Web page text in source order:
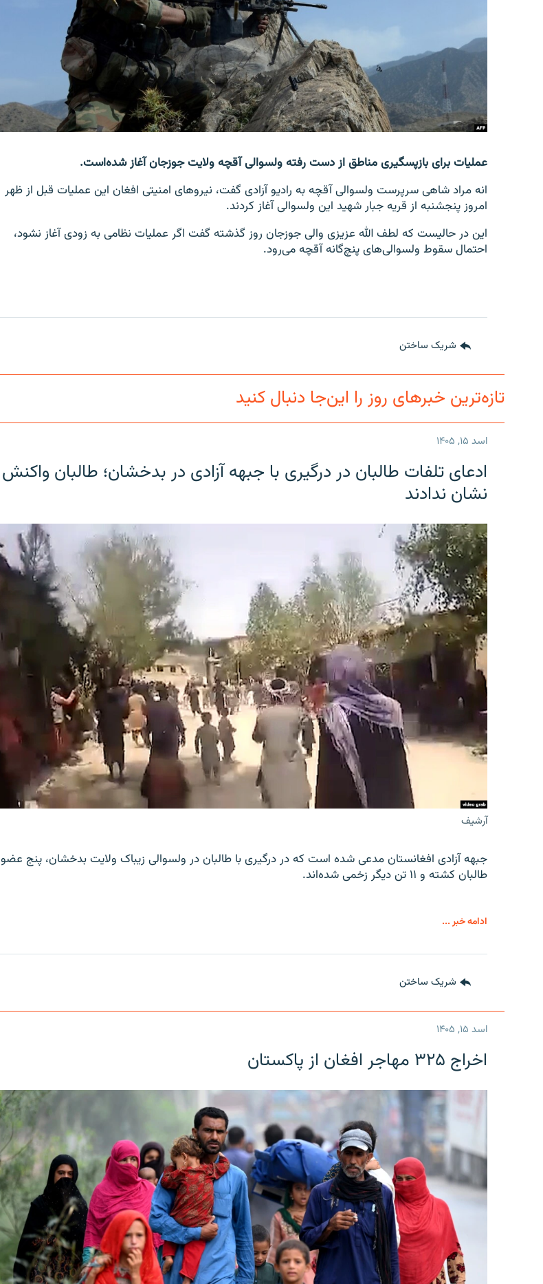
عملیات برای بازپسگیری مناطق از دست رفته ولسوالی آقچه ولایت جوزجان آغاز شده‌است.
انه مراد شاهی سرپرست ولسوالی آقچه به رادیو آزادی گفت، نیروهای امنیتی افغان این عملیات قبل از ظهر
امروز پنجشنبه از قریه جبار شهید این ولسوالی آغاز کردند.
این در حالیست که لطف الله عزیزی والی جوزجان روز گذشته گفت اگر عملیات نظامی به زودی آغاز نشود،
احتمال سقوط ولسوالی‌های پنچ‌گانه آقچه می‌رود.
شریک ساختن
تازه‌ترین خبرهای روز را این‌جا دنبال کنید
اسد ۱۵, ۱۴۰۵
ادعای تلفات طالبان در درگیری با جبهه آزادی در بدخشان؛ طالبان واکنش
نشان ندادند
آرشیف
جبهه آزادی افغانستان مدعی شده است که در درگیری با طالبان در ولسوالی زیباک ولایت بدخشان، پنج عضو
طالبان کشته و ۱۱ تن دیگر زخمی شده‌اند.
ادامه خبر ...
شریک ساختن
اسد ۱۵, ۱۴۰۵
اخراج ۳۲۵ مهاجر افغان از پاکستان